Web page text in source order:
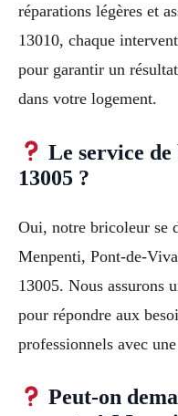
réparations légères et
13010, chaque
pour garantir un
dans votre logement.
Le service
13005 ?
Oui, notre bricoleur se
Menpenti, Pont-de-
13005. Nous assurons
pour répondre aux
professionnels avec
Peut-on